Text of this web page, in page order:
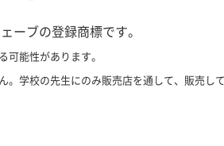
ーブの登録商標です。
可能性があります。
学校の先生にのみ販売店を通して、販売して